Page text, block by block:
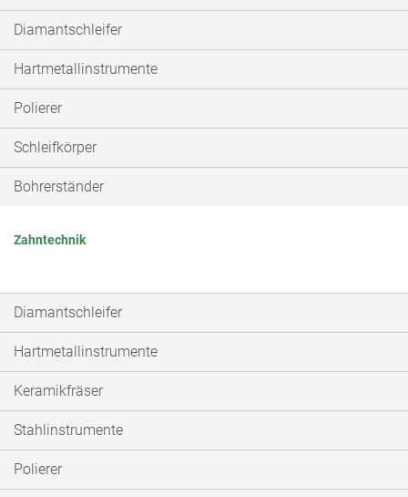
Diamantschleifer
Hartmetallinstrumente
Polierer
Schleifkörper
Bohrerständer
Zahntechnik
Diamantschleifer
Hartmetallinstrumente
Keramikfräser
Stahlinstrumente
Polierer